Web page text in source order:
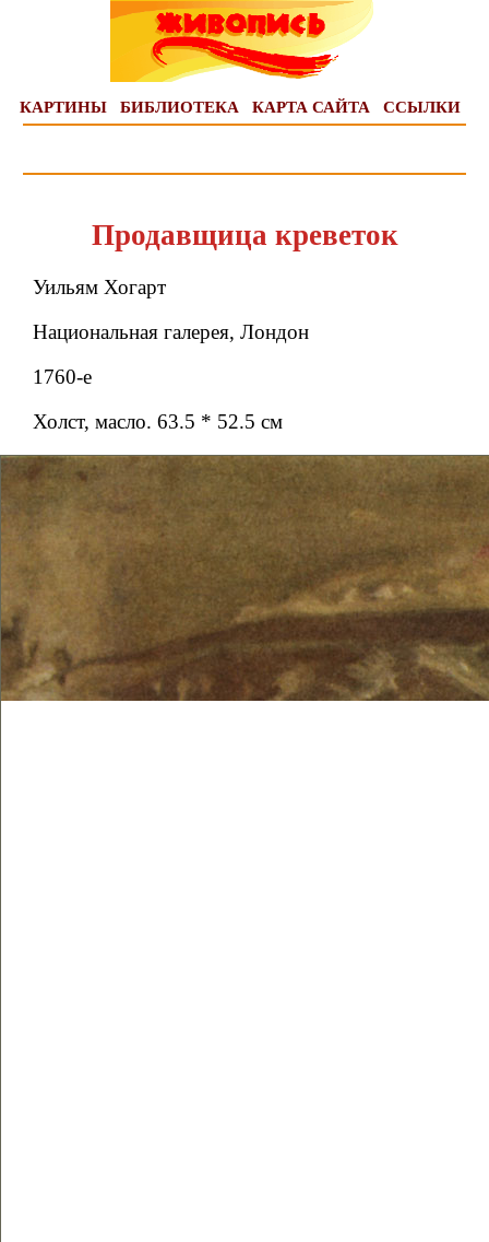
КАРТИНЫ БИБЛИОТЕКА КАРТА САЙТА ССЫЛКИ
Продавщица креветок
Уильям Хогарт
Национальная галерея, Лондон
1760-е
Холст, масло. 63.5 * 52.5 см